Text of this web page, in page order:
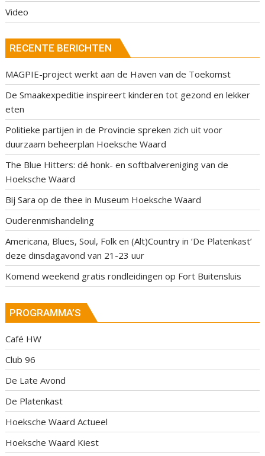
Video
RECENTE BERICHTEN
MAGPIE-project werkt aan de Haven van de Toekomst
De Smaakexpeditie inspireert kinderen tot gezond en lekker
eten
Politieke partijen in de Provincie spreken zich uit voor
duurzaam beheerplan Hoeksche Waard
The Blue Hitters: dé honk- en softbalvereniging van de
Hoeksche Waard
Bij Sara op de thee in Museum Hoeksche Waard
Ouderenmishandeling
Americana, Blues, Soul, Folk en (Alt)Country in ‘De Platenkast’
deze dinsdagavond van 21-23 uur
Komend weekend gratis rondleidingen op Fort Buitensluis
PROGRAMMA’S
Café HW
Club 96
De Late Avond
De Platenkast
Hoeksche Waard Actueel
Hoeksche Waard Kiest